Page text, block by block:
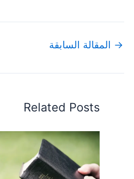
→المقالة السابقة
Related Posts